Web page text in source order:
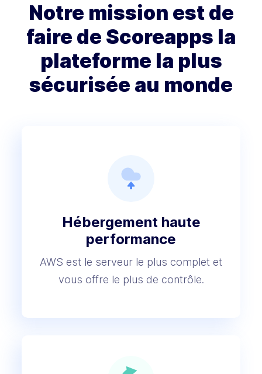
Notre mission est de
faire de Scoreapps la
plateforme la plus
sécurisée au monde
Hébergement haute
performance
AWS est le serveur le plus complet et
vous offre le plus de contrôle.